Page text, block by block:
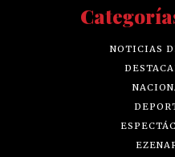
NOTICIAS